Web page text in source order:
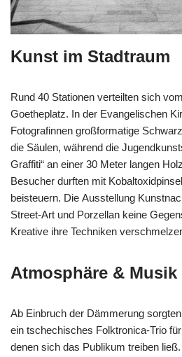
Kunst im Stadtraum
Rund 40 Stationen verteilten sich
Goetheplatz. In der Evangelischen
Fotografinnen großformatige
die Säulen, während die
Graffiti“ an einer 30 Meter langen
Besucher durften mit
beisteuern. Die Ausstellung
Street-Art und Porzellan keine
Kreative ihre Techniken
Atmosphäre & Musik
Ab Einbruch der Dämmerung
ein tschechisches Folktronica-Trio
denen sich das Publikum treiben